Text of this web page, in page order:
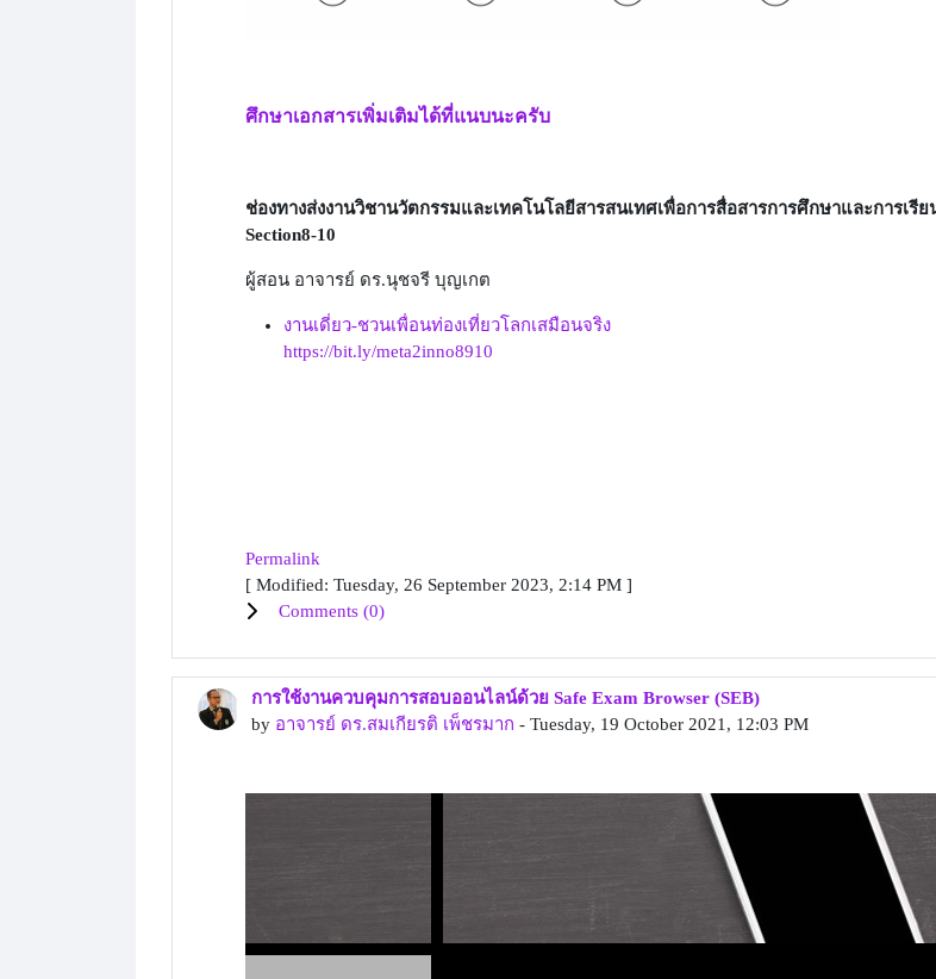
ศึกษาเอกสารเพิ่มเติมได้ที่แนบนะครับ
ช่องทางส่งงานวิชานวัตกรรมและเทคโนโลยีสารสนเทศเพื่อการสื่อสารการศึกษาและการเรีย
Section8-10
ผู้สอน อาจารย์ ดร.นุชจรี บุญเกต
งานเดี่ยว-ชวนเพื่อนท่องเที่ยวโลกเสมือนจริง
https://bit.ly/meta2inno8910
Permalink
[ Modified: Tuesday, 26 September 2023, 2:14 PM ]
Comments (0)
การใช้งานควบคุมการสอบออนไลน์ด้วย Safe Exam Browser (SEB)
by อาจารย์ ดร.สมเกียรติ เพ็ชรมาก - Tuesday, 19 October 2021, 12:03 PM